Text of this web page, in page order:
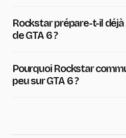
Rockstar prépare-t-il
de GTA 6 ?
Pourquoi Rockstar
peu sur GTA 6 ?